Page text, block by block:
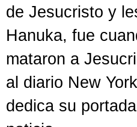
de Jesucristo y
Hanuka, fue
mataron a
al diario New
dedica su